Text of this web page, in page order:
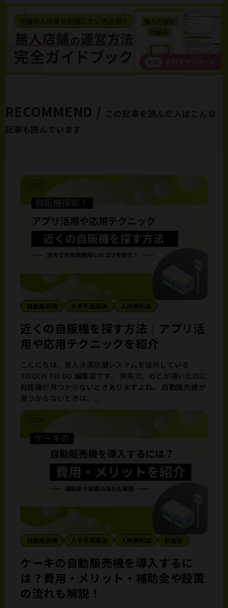
RECOMMEND / この記事を読んだ人はこんな
記事も読んでいます
自動販売機 人手不足解消 人件費削減
近くの自販機を探す方法｜アプリ活
用や応用テクニックを紹介
こんにちは。無人決済店舗システムを提供している
TOUCH TO GO 編集部です。 旅先で、のどが渇いたのに
自販機が見つからないときありますよね。 自動販売機が
見つからないときは、...
自動販売機 人手不足解消 人件費削減 飲食店
ケーキの自動販売機を導入するに
は？費用・メリット・補助金や設置
の流れも解説！